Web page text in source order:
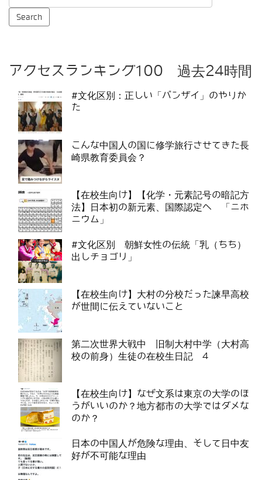
アクセスランキング100 過去24時間
#文化区別：正しい「バンザイ」のやりか
た
こんな中国人の国に修学旅行させてきた長
崎県教育委員会？
【在校生向け】【化学・元素記号の暗記方
法】日本初の新元素、国際認定へ 「ニホ
ニウム」
#文化区別 朝鮮女性の伝統「乳（ちち）
出しチョゴリ」
【在校生向け】大村の分校だった諫早高校
が世間に伝えていないこと
第二次世界大戦中 旧制大村中学（大村高
校の前身）生徒の在校生日記 4
【在校生向け】なぜ文系は東京の大学のほ
うがいいのか？地方都市の大学ではダメな
のか？
日本の中国人が危険な理由、そして日中友
好が不可能な理由